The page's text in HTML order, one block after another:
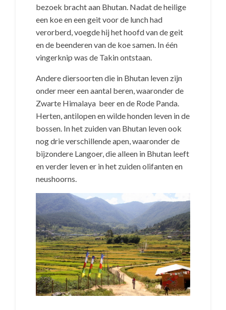
bezoek bracht aan Bhutan. Nadat de heilige
een koe en een geit voor de lunch had
verorberd, voegde hij het hoofd van de geit
en de beenderen van de koe samen. In één
vingerknip was de Takin ontstaan.
Andere diersoorten die in Bhutan leven zijn
onder meer een aantal beren, waaronder de
Zwarte Himalaya beer en de Rode Panda.
Herten, antilopen en wilde honden leven in de
bossen. In het zuiden van Bhutan leven ook
nog drie verschillende apen, waaronder de
bijzondere Langoer, die alleen in Bhutan leeft
en verder leven er in het zuiden olifanten en
neushoorns.